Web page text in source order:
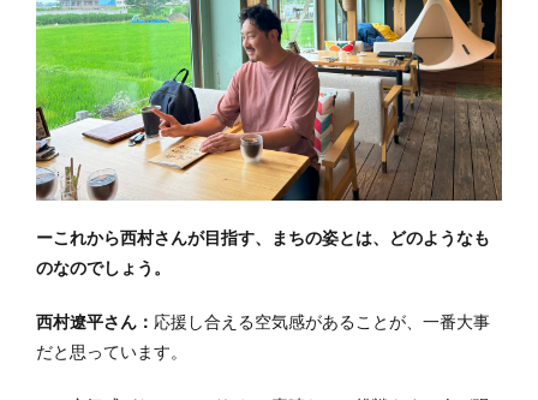
ーこれから西村さんが目指す、まちの姿とは、どのようなも
のなのでしょう。
西村遼平さん： 応援し合える空気感があることが、一番大事
だと思っています。